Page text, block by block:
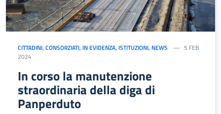
CITTADINI, CONSORZIATI, IN EVIDENZA, ISTITUZIONI, NEWS
5 FEB
2024
In corso la manutenzione
straordinaria della diga di
Panperduto